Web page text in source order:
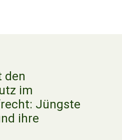
den
im
Jüngste
ihre